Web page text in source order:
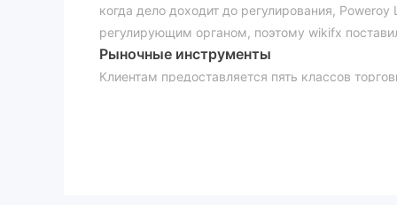
когда дело доходит до регулирования,
регулирующим органом, поэтому wikifx
Рыночные инструменты
Клиентам предоставляется пять классов